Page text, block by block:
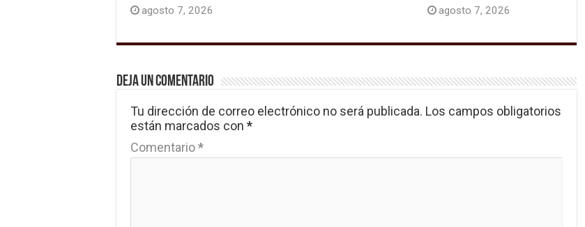
agosto 7, 2026 agosto 7, 2026
Deja un comentario
Tu dirección de correo electrónico no será publicada. Los campos obligatorios
están marcados con *
Comentario*